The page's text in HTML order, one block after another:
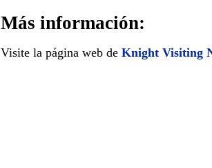
Más información:
Visite la página web de Knight Visiting